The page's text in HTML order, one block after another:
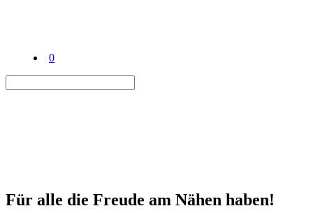
0
Für alle die Freude am Nähen haben!